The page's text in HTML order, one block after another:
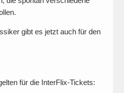
gibt es jetzt auch für den
für die InterFlix-Tickets: